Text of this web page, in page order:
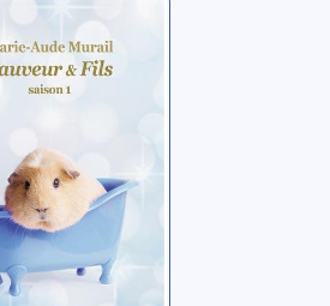
et fils:
Marie-Aude